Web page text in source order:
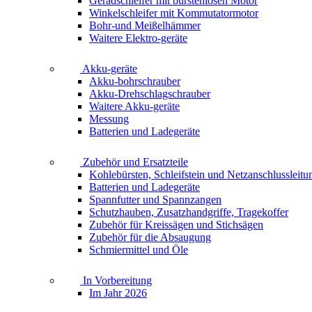
Winkelschleifer mit Kommutatormotor
Bohr-und Meißelhämmer
Waitere Elektro-geräte
Akku-geräte
Akku-bohrschrauber
Akku-Drehschlagschrauber
Waitere Akku-geräte
Messung
Batterien und Ladegeräte
Zubehör und Ersatzteile
Kohlebürsten, Schleifstein und
Batterien und Ladegeräte
Spannfutter und Spannzangen
Schutzhauben, Zusatzhandgriffe, Tragekoffer
Zubehör für Kreissägen und Stichsägen
Zubehör für die Absaugung
Schmiermittel und Öle
In Vorbereitung
Im Jahr 2026